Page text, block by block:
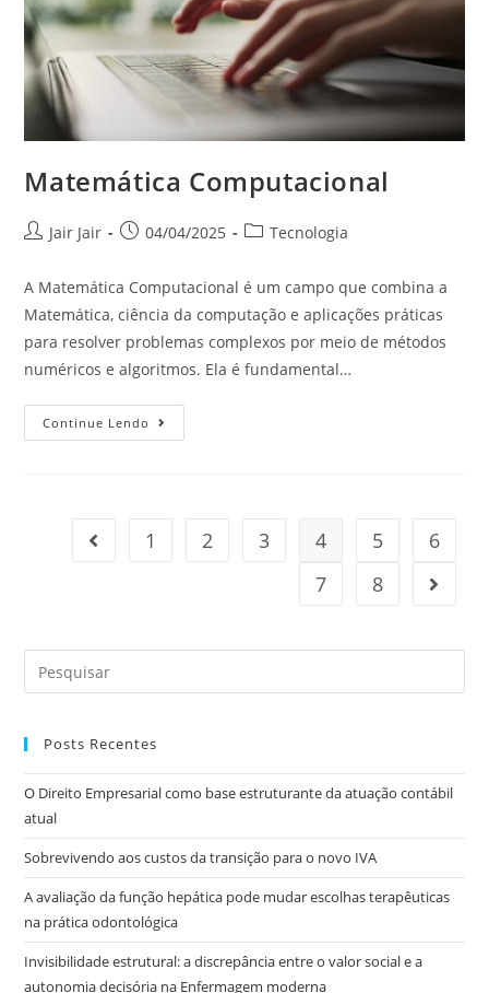
Matemática Computacional
Jair Jair 04/04/2025 Tecnologia
A Matemática Computacional é um campo que combina a
Matemática, ciência da computação e aplicações práticas
para resolver problemas complexos por meio de métodos
numéricos e algoritmos. Ela é fundamental…
Continue Lendo
1 2 3 4 5
6
7
8
Posts Recentes
O Direito Empresarial como base estruturante da atuação contábil
atual
Sobrevivendo aos custos da transição para o novo IVA
A avaliação da função hepática pode mudar escolhas terapêuticas
na prática odontológica
Invisibilidade estrutural: a discrepância entre o valor social e a
autonomia decisória na Enfermagem moderna